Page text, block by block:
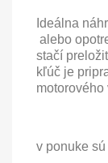
Ideálna
alebo
stačí
kľúč je
motorového
v ponuke